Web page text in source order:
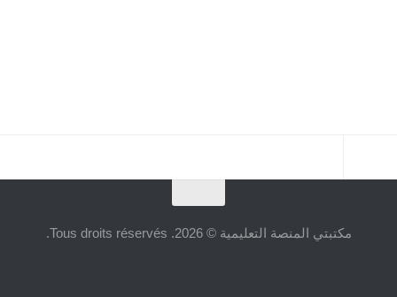
مكتبتي المنصة التعليمية © 2026. Tous droits réservés.